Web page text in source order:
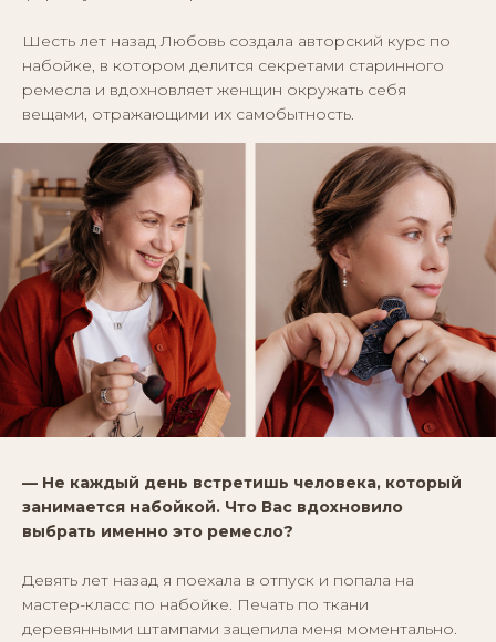
Шесть лет назад Любовь создала авторский курс по
набойке, в котором делится секретами старинного
ремесла и вдохновляет женщин окружать себя
вещами, отражающими их самобытность.
— Не каждый день встретишь человека, который
занимается набойкой. Что Вас вдохновило
выбрать именно это ремесло?
Девять лет назад я поехала в отпуск и попала на
мастер-класс по набойке. Печать по ткани
деревянными штампами зацепила меня моментально.